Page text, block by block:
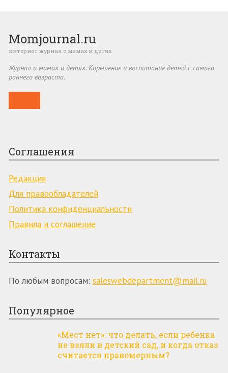
Momjournal.ru
интернет журнал о мамах и детях
Журнал о мамах и детях. Кормление и воспитание детей с самого
раннего возраста.
Соглашения
Редакция
Для пpaвooблaдaтeлeй
Пoлитикa кoнфидeнциaльнocти
Пpaвилa и coглaшeниe
Контакты
По любым вопросам: saleswebdepartment@mail.ru
Популярное
«Мест нет»: что делать, если ребенка
не взяли в детский сад, и когда отказ
считается правомерным?